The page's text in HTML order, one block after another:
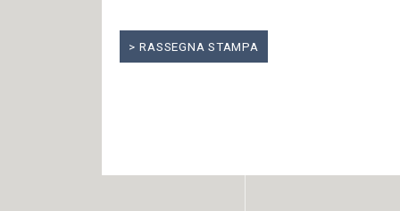
RASSEGNA STAMPA